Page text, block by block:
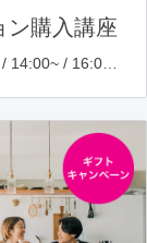
ン購入講座